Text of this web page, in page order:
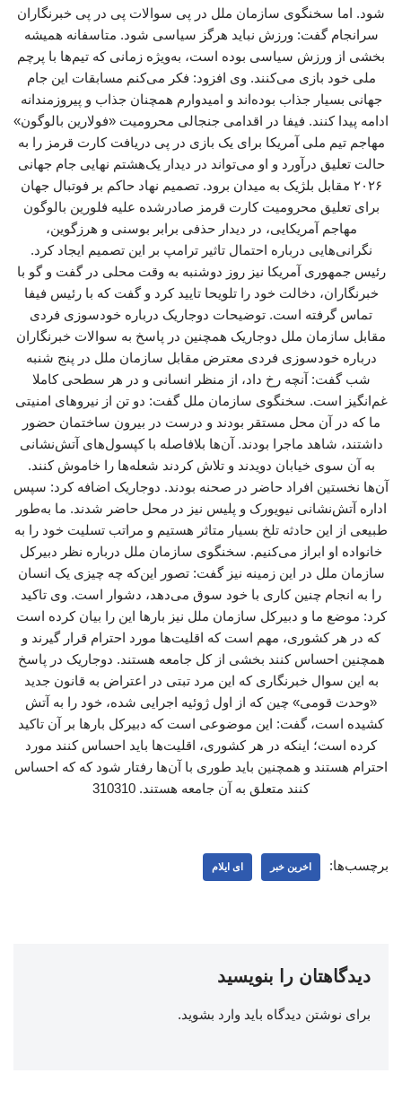
شود. اما سخنگوی سازمان ملل در پی سوالات پی در پی خبرنگاران
سرانجام گفت: ورزش نباید هرگز سیاسی شود. متاسفانه همیشه
بخشی از ورزش سیاسی بوده است، به‌ویژه زمانی که تیم‌ها با پرچم
ملی خود بازی می‌کنند. وی افزود: فکر می‌کنم مسابقات این جام
جهانی بسیار جذاب بوده‌اند و امیدوارم همچنان جذاب و پیروزمندانه
ادامه پیدا کنند. فیفا در اقدامی جنجالی محرومیت «فولارین بالوگون»
مهاجم تیم ملی آمریکا برای یک بازی در پی دریافت کارت قرمز را به
حالت تعلیق درآورد و او می‌تواند در دیدار یک‌هشتم نهایی جام جهانی
۲۰۲۶ مقابل بلژیک به میدان برود. تصمیم نهاد حاکم بر فوتبال جهان
برای تعلیق محرومیت کارت قرمز صادرشده علیه فلورین بالوگون
مهاجم آمریکایی، در دیدار حذفی برابر بوسنی و هرزگوین،
نگرانی‌هایی درباره احتمال تاثیر ترامپ بر این تصمیم ایجاد کرد.
رئیس جمهوری آمریکا نیز روز دوشنبه به وقت محلی در گفت و گو با
خبرنگاران، دخالت خود را تلویحا تایید کرد و گفت که با رئیس فیفا
تماس گرفته است. توضیحات دوجاریک درباره خودسوزی فردی
مقابل سازمان ملل دوجاریک همچنین در پاسخ به سوالات خبرنگاران
درباره خودسوزی فردی معترض مقابل سازمان ملل در پنج شنبه
شب گفت: آنچه رخ داد، از منظر انسانی و در هر سطحی کاملا
غم‌انگیز است. سخنگوی سازمان ملل گفت: دو تن از نیروهای امنیتی
ما که در آن محل مستقر بودند و درست در بیرون ساختمان حضور
داشتند، شاهد ماجرا بودند. آن‌ها بلافاصله با کپسول‌های آتش‌نشانی
به آن سوی خیابان دویدند و تلاش کردند شعله‌ها را خاموش کنند.
آن‌ها نخستین افراد حاضر در صحنه بودند. دوجاریک اضافه کرد: سپس
اداره آتش‌نشانی نیویورک و پلیس نیز در محل حاضر شدند. ما به‌طور
طبیعی از این حادثه تلخ بسیار متاثر هستیم و مراتب تسلیت خود را به
خانواده او ابراز می‌کنیم. سخنگوی سازمان ملل درباره نظر دبیرکل
سازمان ملل در این زمینه نیز گفت: تصور این‌که چه چیزی یک انسان
را به انجام چنین کاری با خود سوق می‌دهد، دشوار است. وی تاکید
کرد: موضع ما و دبیرکل سازمان ملل نیز بارها این را بیان کرده است
که در هر کشوری، مهم است که اقلیت‌ها مورد احترام قرار گیرند و
همچنین احساس کنند بخشی از کل جامعه هستند. دوجاریک در پاسخ
به این سوال خبرنگاری که این مرد تبتی در اعتراض به قانون جدید
«وحدت قومی» چین که از اول ژوئیه اجرایی شده، خود را به آتش
کشیده است، گفت: این موضوعی است که دبیرکل بارها بر آن تاکید
کرده است؛ اینکه در هر کشوری، اقلیت‌ها باید احساس کنند مورد
احترام هستند و همچنین باید طوری با آن‌ها رفتار شود که که احساس
کنند متعلق به آن جامعه هستند. 310310
برچسب‌ها: اخرین خبر ای ایلام
دیدگاهتان را بنویسید
برای نوشتن دیدگاه باید وارد بشوید.